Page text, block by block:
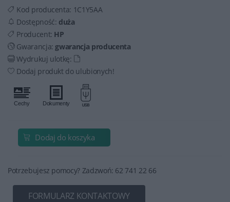
Kod producenta: 1C1Y5AA
Dostępność: duża
Producent: HP
Gwarancja: gwarancja producenta
Wydrukuj ulotkę:
Dodaj produkt do ulubionych!
Dodaj do koszyka
Potrzebujesz pomocy? Zadzwoń: 62 741 22 66
FORMULARZ KONTAKTOWY